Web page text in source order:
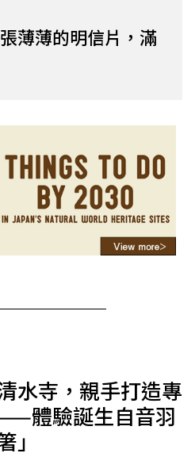
薄薄的明信片，滿
水寺，親手打造專
體驗誕生自音羽
」